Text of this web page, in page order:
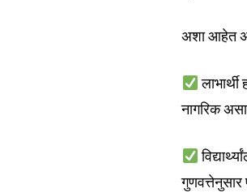
theअशा आहेत
नागरिक